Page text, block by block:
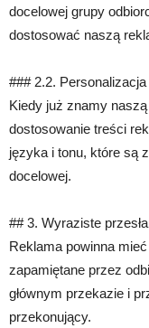
docelowej grupy
dostosować naszą
### 2.2.
Kiedy już znamy
dostosowanie treści
języka i tonu, które są
docelowej.
## 3. Wyraziste
Reklama powinna
zapamiętane przez
głównym przekazie i
przekonujący.